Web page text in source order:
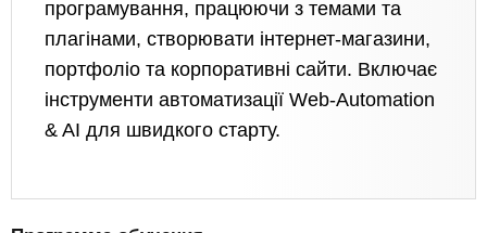
програмування, працюючи з темами та
плагінами, створювати інтернет-магазини,
портфоліо та корпоративні сайти. Включає
інструменти автоматизації Web-Automation
& AI для швидкого старту.